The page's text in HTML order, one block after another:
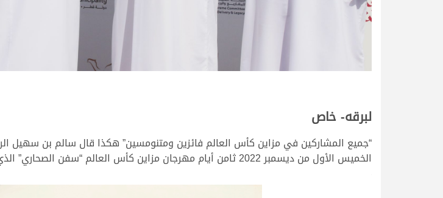
لبرقه- خاص
“جميع المشاركين في مزاين كأس العالم فائزين ومتنومسين” هكذا قال سالم بن سهيل
الخميس الأول من ديسمبر 2022 ثامن أيام مهرجان مزاين كأس العالم “سفن الصحاري” الذي تقام على هامش بطولة كأس العالم (فيفا قطر 2022) بمنطقة لبصير.